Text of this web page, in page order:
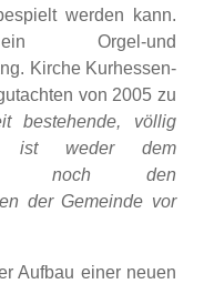
werden kann.
Orgel-und
Kirche Kurhessen-
von 2005 zu
bestehende, völlig
ist weder dem
noch den
der Gemeinde vor
Aufbau einer neuen